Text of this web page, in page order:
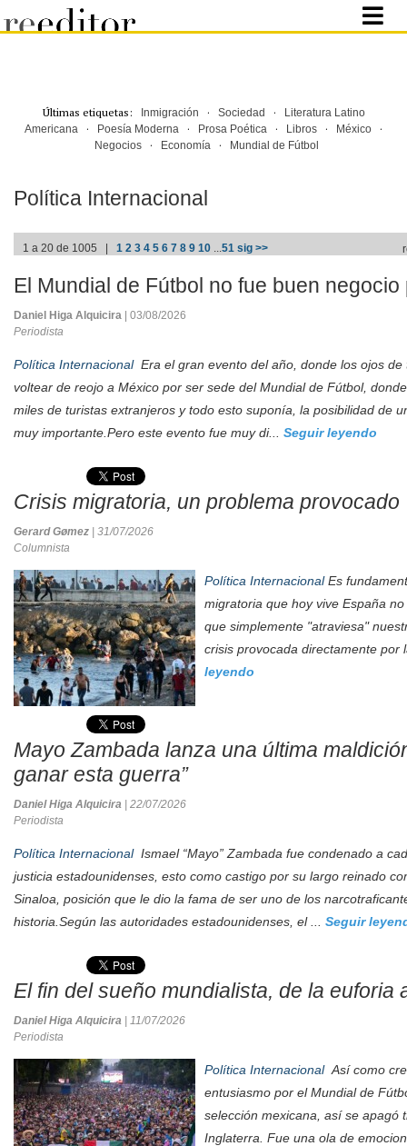
Últimas etiquetas: Inmigración · Sociedad ·
Literatura Latino
Americana · Poesía Moderna · Prosa Poética · Libros · México ·
Negocios· Economía· Mundial de Fútbol
Política Internacional
1 a 20 de 1005 | 1 2 3 4 5 6 7 8 9 10 ...51 sig >>
El Mundial de Fútbol no fue buen
Daniel Higa Alquicira
| 03/08/2026
Periodista
Política InternacionalEra el gran evento del año, donde los ojos de
voltear de reojo a México por ser sede del Mundial de Fútbol,
miles de turistas extranjeros y todo esto suponía, la posibilidad de
muy importante.Pero este evento fue muy di... Seguir leyendo
Crisis migratoria, un problema provocado
Gerard Gømez
| 31/07/2026
Columnista
Política InternacionalEs
migratoria que hoy vive España
que simplemente "atraviesa"
crisis provocada directamente por
leyendo
Mayo Zambada lanza una última
ganar esta guerra”
Daniel Higa Alquicira
| 22/07/2026
Periodista
Política InternacionalIsmael “Mayo” Zambada fue condenado a
justicia estadounidenses, esto como castigo por su largo reinado
Sinaloa, posición que le dio la fama de ser uno de los
historia.Según las autoridades estadounidenses, el ... Seguir
El fin del sueño mundialista, de la euforia
Daniel Higa Alquicira
| 11/07/2026
Periodista
Política InternacionalAsí como
entusiasmo por el Mundial de
selección mexicana, así se apagó
Inglaterra. Fue una ola de